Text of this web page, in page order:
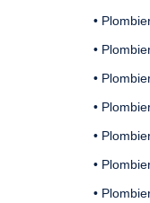
•
•
•
•
•
•
•